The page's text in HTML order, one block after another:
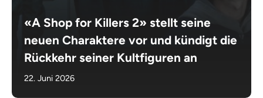
«A Shop for Killers 2» stellt seine
neuen Charaktere vor und kündigt die
Rückkehr seiner Kultfiguren an
22. Juni 2026